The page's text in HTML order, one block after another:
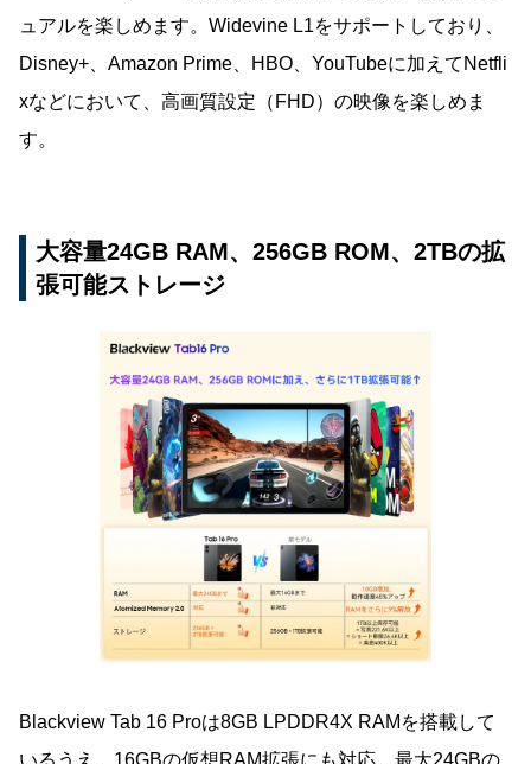
ュアルを楽しめます。Widevine L1をサポートしており、
Disney+、Amazon Prime、HBO、YouTubeに加えてNetfli
xなどにおいて、高画質設定（FHD）の映像を楽しめま
す。
大容量24GB RAM、256GB ROM、2TBの拡
張可能ストレージ
Blackview Tab 16 Proは8GB LPDDR4X RAMを搭載して